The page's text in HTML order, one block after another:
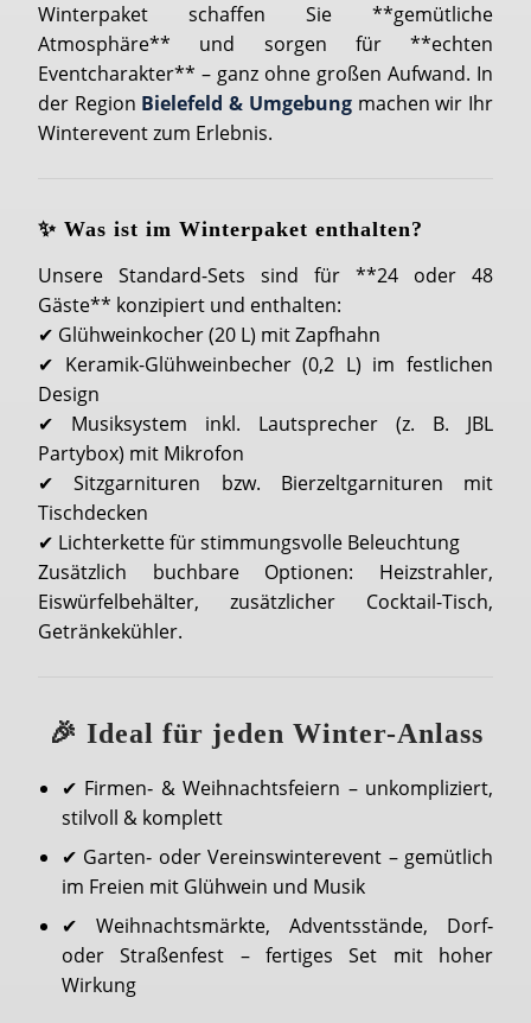
Winterpaket schaffen Sie **gemütliche
Atmosphäre** und sorgen für **echten
Eventcharakter** – ganz ohne großen Aufwand. In
der Region Bielefeld & Umgebungmachen wir Ihr
Winterevent zum Erlebnis.
✨ Was ist im Winterpaket enthalten?
Unsere Standard-Sets sind für **24 oder 48
Gäste** konzipiert und enthalten:
✔ Glühweinkocher (20 L) mit Zapfhahn
✔ Keramik-Glühweinbecher (0,2 L) im festlichen
Design
✔ Musiksystem inkl. Lautsprecher (z. B. JBL
Partybox) mit Mikrofon
✔ Sitzgarnituren bzw. Bierzeltgarnituren mit
Tischdecken
✔ Lichterkette für stimmungsvolle Beleuchtung
Zusätzlich buchbare Optionen: Heizstrahler,
Eiswürfelbehälter, zusätzlicher Cocktail-Tisch,
Getränkekühler.
🎉 Ideal für jeden Winter-Anlass
✔ Firmen‐ & Weihnachtsfeiern – unkompliziert,
stilvoll & komplett
✔ Garten‐ oder Vereinswinterevent – gemütlich
im Freien mit Glühwein und Musik
✔ Weihnachtsmärkte, Adventsstände, Dorf‐
oder Straßenfest – fertiges Set mit hoher
Wirkung